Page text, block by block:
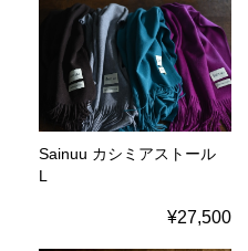
Sainuu カシミアストール
L
¥27,500